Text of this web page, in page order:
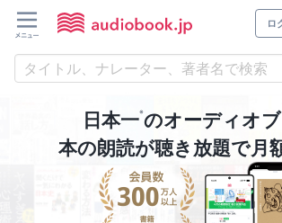
ロ
日本一※のオーディオ
本の朗読が聴き放題で月